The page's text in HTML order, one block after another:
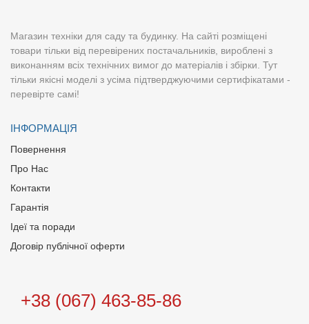
Магазин техніки для саду та будинку. На сайті розміщені
товари тільки від перевірених постачальників, вироблені з
виконанням всіх технічних вимог до матеріалів і збірки. Тут
тільки якісні моделі з усіма підтверджуючими сертифікатами -
перевірте самі!
ІНФОРМАЦІЯ
Повернення
Про Нас
Контакти
Гарантія
Ідеї та поради
Договір публічної оферти
+38 (067) 463-85-86